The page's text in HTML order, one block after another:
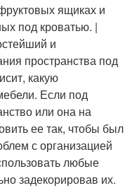
ящиках и
под кроватью. |
и
пространства под
какую
Если под
или она на
ее так, чтобы был
с организацией
любые
задекорировав их.